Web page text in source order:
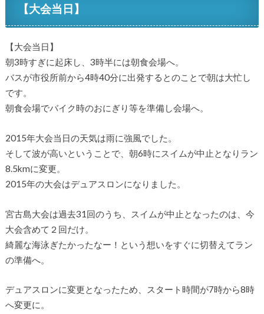
【大会当日】
【大会当日】
朝3時すぎに起床し、3時半には朝食会場へ。
バスが市役所前から4時40分に出発するとのことで朝は大忙し
です。
朝食会場でバイク時のおにぎり等を準備し会場へ。
2015年大会当日の天気は雨に強風でした。
そして波が高いということで、朝6時にスイムが中止となりラン
8.5kmに変更。
2015年の大会はデュアスロンになりました。
宮古島大会は過去31回のうち、スイムが中止となったのは、今
大会含めて２回だけ。
綺麗な海泳ぎたかったなー！という想いをすぐに切替えてラン
の準備へ。
デュアスロンに変更となったため、スタート時間が7時から8時
へ変更に。